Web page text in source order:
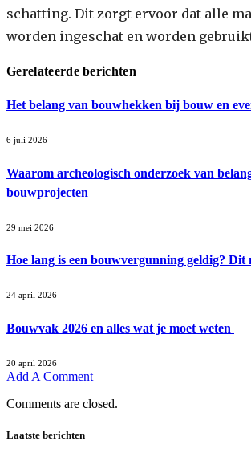
schatting. Dit zorgt ervoor dat alle
worden ingeschat en worden
Gerelateerde berichten
Het belang van bouwhekken bij bouw en
6 juli 2026
Waarom archeologisch onderzoek van
bouwprojecten
29 mei 2026
Hoe lang is een bouwvergunning geldig? Dit
24 april 2026
Bouwvak 2026 en alles wat je moet weten
20 april 2026
Add A Comment
Comments are closed.
Laatste berichten